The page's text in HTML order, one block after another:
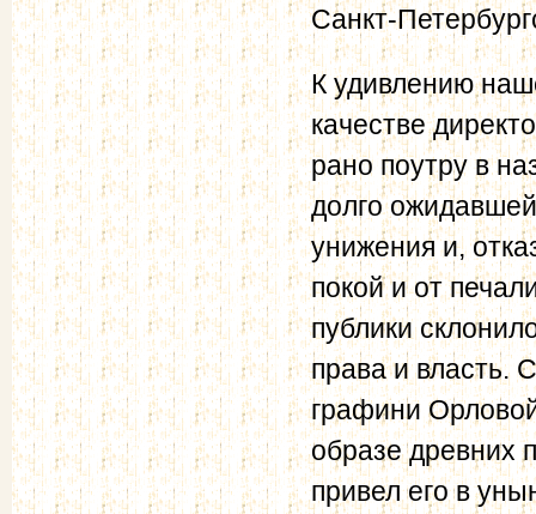
Санкт-
К удивлению
качестве
рано поутру в
долго
унижения и,
покой и от
публики
права и власть.
графини
образе древних
привел его в